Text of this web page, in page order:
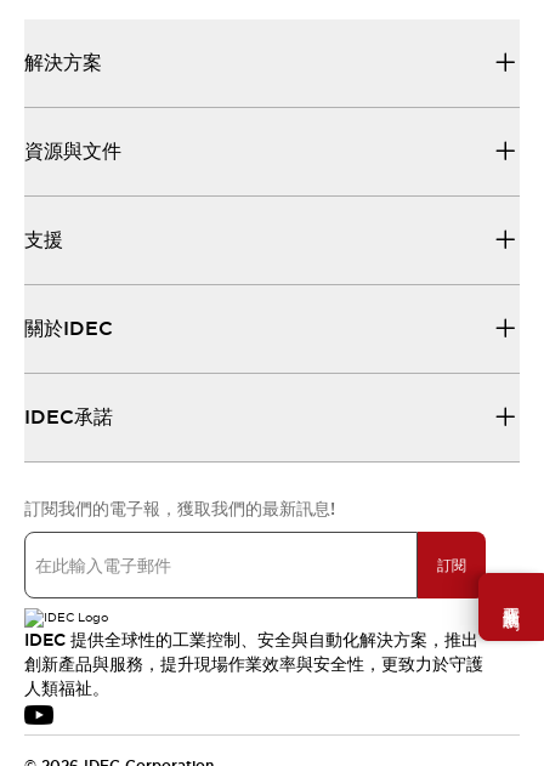
需要幫助嗎？
解決方案
資源與文件
支援
關於IDEC
IDEC承諾
訂閱我們的電子報，獲取我們的最新訊息!
訂閱
IDEC 提供全球性的工業控制、安全與自動化解決方案，推出
創新產品與服務，提升現場作業效率與安全性，更致力於守護
人類福祉。